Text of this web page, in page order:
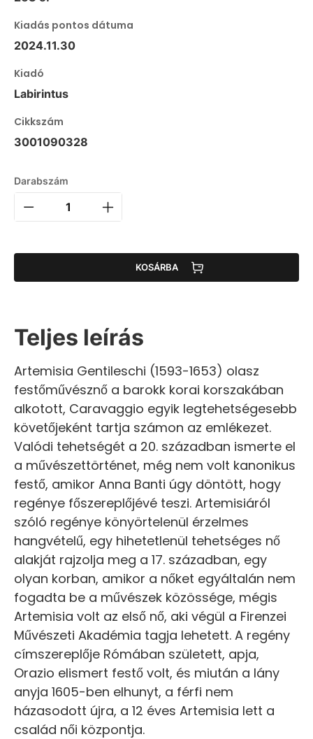
Kiadás pontos dátuma
2024.11.30
Kiadó
Labirintus
Cikkszám
3001090328
Darabszám
KOSÁRBA
Teljes leírás
Artemisia Gentileschi (1593-1653) olasz
festőművésznő a barokk korai korszakában
alkotott, Caravaggio egyik legtehetségesebb
követőjeként tartja számon az emlékezet.
Valódi tehetségét a 20. században ismerte el
a művészettörténet, még nem volt kanonikus
festő, amikor Anna Banti úgy döntött, hogy
regénye főszereplőjévé teszi. Artemisiáról
szóló regénye könyörtelenül érzelmes
hangvételű, egy hihetetlenül tehetséges nő
alakját rajzolja meg a 17. században, egy
olyan korban, amikor a nőket egyáltalán nem
fogadta be a művészek közössége, mégis
Artemisia volt az első nő, aki végül a Firenzei
Művészeti Akadémia tagja lehetett. A regény
címszereplője Rómában született, apja,
Orazio elismert festő volt, és miután a lány
anyja 1605-ben elhunyt, a férfi nem
házasodott újra, a 12 éves Artemisia lett a
család női központja.